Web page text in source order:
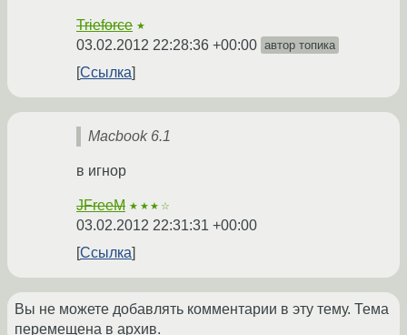
Trieforce ★
03.02.2012 22:28:36 +00:00 автор топика
Ссылка
Macbook 6.1
в игнор
JFreeM ★★★☆
03.02.2012 22:31:31 +00:00
Ссылка
Вы не можете добавлять комментарии в эту тему. Тема
перемещена в архив.